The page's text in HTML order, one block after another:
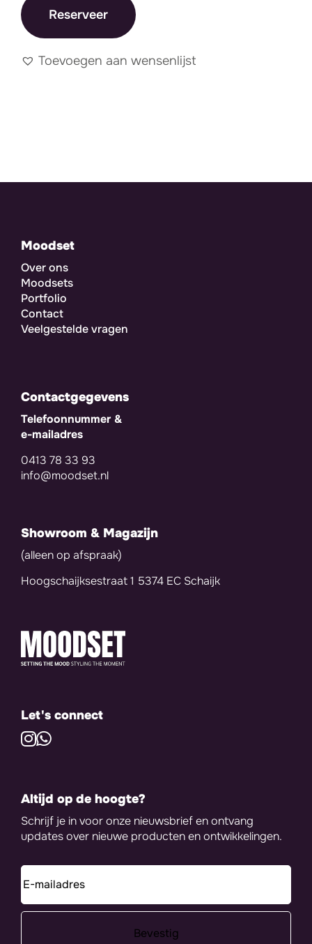
Reserveer
Toevoegen aan wensenlijst
Moodset
Over ons
Moodsets
Portfolio
Contact
Veelgestelde vragen
Contactgegevens
Telefoonnummer &
e-mailadres
0413 78 33 93
info@moodset.nl
Showroom & Magazijn
(alleen op afspraak)
Hoogschaijksestraat 1 5374 EC Schaijk
Let's connect
Altijd op de hoogte?
Schrijf je in voor onze nieuwsbrief en ontvang
updates over nieuwe producten en ontwikkelingen.